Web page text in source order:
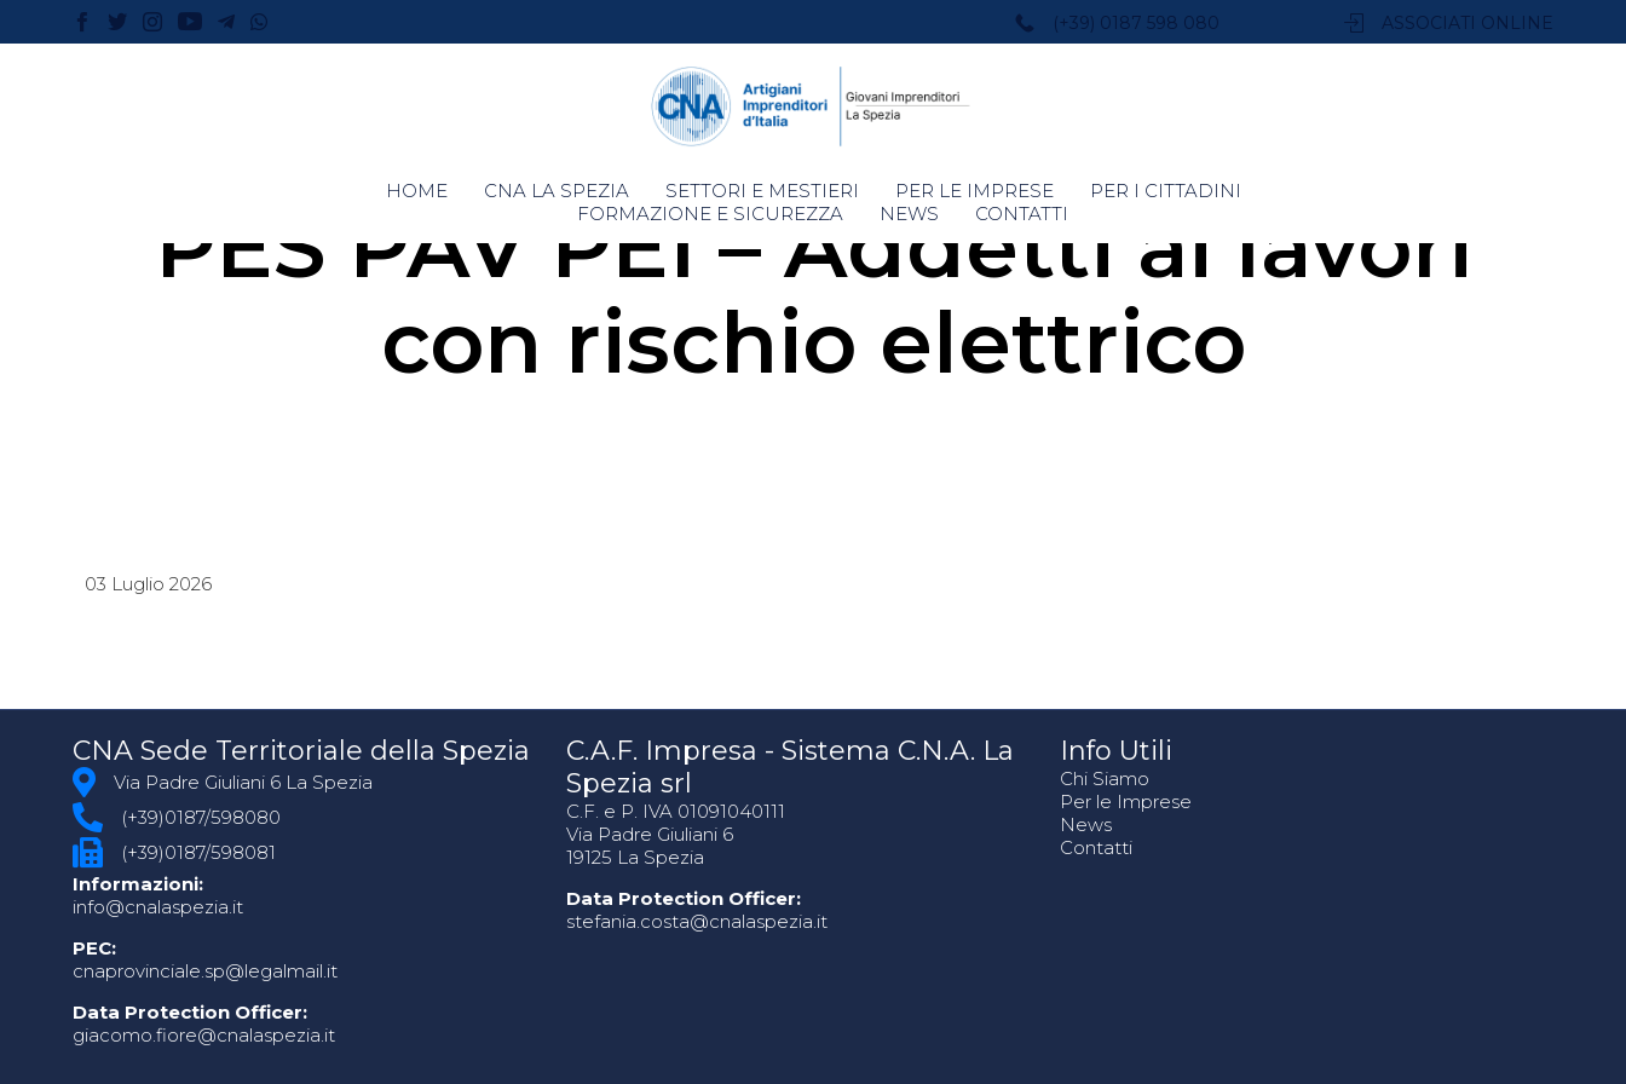
(+39) 0187 598 080 ASSOCIATI ONLINE
Skip
to
HOME CNA LA SPEZIA SETTORI E MESTIERI PER LE IMPRESE
PER I CITTADINI
FORMAZIONE E SICUREZZA
NEWS CONTATTI
PES PAV PEI – Addetti ai lavori
con rischio elettrico
03 Luglio 2026
CNA Sede Territoriale della Spezia
Via Padre Giuliani 6 La Spezia
(+39)0187/598080
(+39)0187/598081
Informazioni:
info@cnalaspezia.it
PEC:
cnaprovinciale.sp@legalmail.it
Data Protection Officer:
giacomo.fiore@cnalaspezia.it
C.A.F. Impresa - Sistema C.N.A. La
Spezia srl
C.F. e P. IVA 01091040111
Via Padre Giuliani 6
19125 La Spezia
Data Protection Officer:
stefania.costa@cnalaspezia.it
Info Utili
Chi Siamo
Per le Imprese
News
Contatti